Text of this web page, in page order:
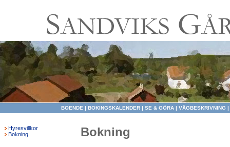
BOENDE | BOKINGSKALENDER | SE & GÖRA | VÄGBESKRIVNING |
Hyresvillkor
Bokning
Bokning